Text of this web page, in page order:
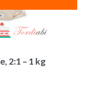
2:1 – 1 kg